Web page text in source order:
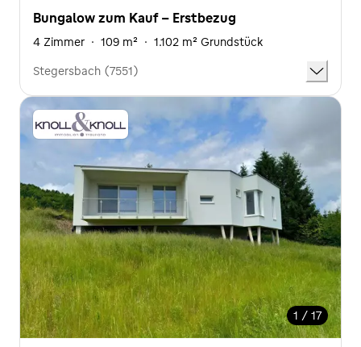
Bungalow zum Kauf - Erstbezug
4 Zimmer · 109 m² · 1.102 m² Grundstück
Stegersbach (7551)
1 / 17